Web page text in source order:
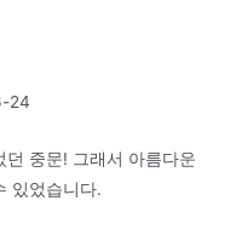
24
중문! 그래서 아름다운
있었습니다.